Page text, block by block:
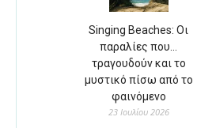
Singing Beaches: Οι
παραλίες που…
τραγουδούν και το
μυστικό πίσω από το
φαινόμενο
23 Ιουλίου 2026